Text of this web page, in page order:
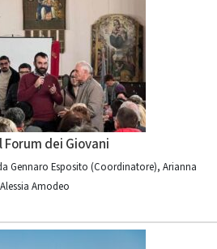
dei Giovani
Gennaro Esposito (Coordinatore), Arianna
Amodeo